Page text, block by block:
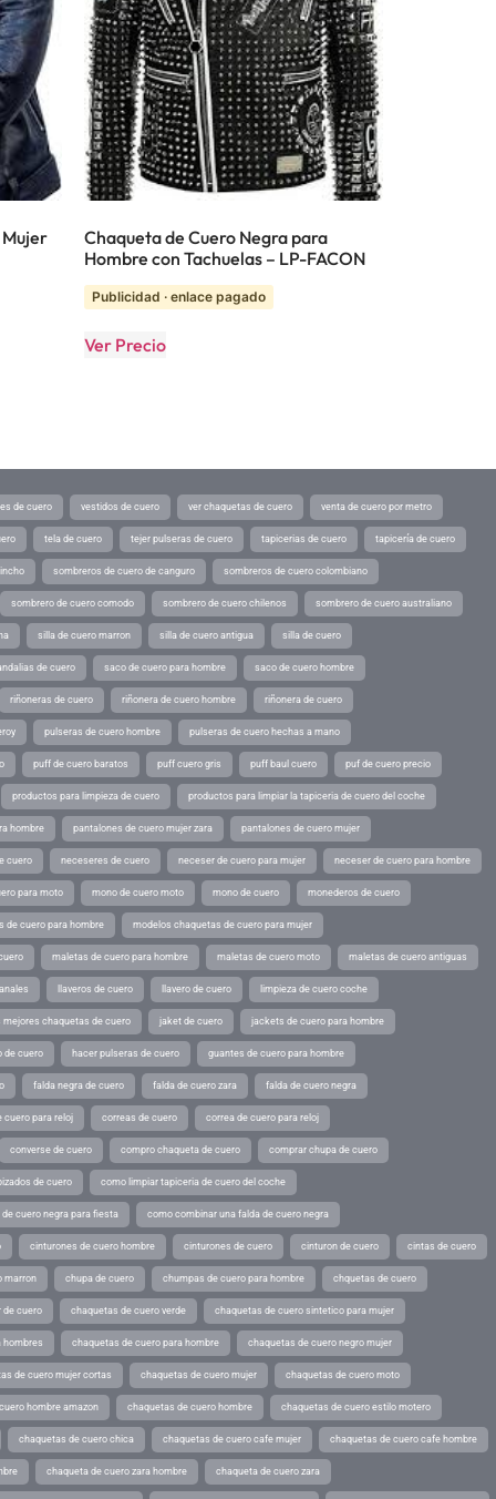
Mujer
Chaqueta de Cuero Negra para
Hombre con Tachuelas – LP-FACON
Publicidad · enlace pagado
Ver Precio
de cuero vestidos de cuero ver chaquetas de cuero venta de cuero por metro
tela de cuero tejer pulseras de cuero tapicerias de cuero tapicería de cuero
sombreros de cuero de canguro sombreros de cuero colombiano
sombrero de cuero comodo sombrero de cuero chilenos sombrero de cuero australiano
silla de cuero marron silla de cuero antigua silla de cuero
de cuero saco de cuero para hombre saco de cuero hombre
riñoneras de cuero riñonera de cuero hombre riñonera de cuero
pulseras de cuero hombre pulseras de cuero hechas a mano
puff de cuero baratos puff cuero gris puff baul cuero puf de cuero precio
productos para limpieza de cuero productos para limpiar la tapiceria de cuero del coche
hombre pantalones de cuero mujer zara pantalones de cuero mujer
cuero neceseres de cuero neceser de cuero para mujer neceser de cuero para hombre
para moto mono de cuero moto mono de cuero monederos de cuero
de cuero para hombre modelos chaquetas de cuero para mujer
maletas de cuero para hombre maletas de cuero moto maletas de cuero antiguas
llaveros de cuero llavero de cuero limpieza de cuero coche
mejores chaquetas de cuero jaket de cuero jackets de cuero para hombre
de cuero hacer pulseras de cuero guantes de cuero para hombre
falda negra de cuero falda de cuero zara falda de cuero negra
cuero para reloj correas de cuero correa de cuero para reloj
converse de cuero compro chaqueta de cuero comprar chupa de cuero
de cuero como limpiar tapiceria de cuero del coche
cuero negra para fiesta como combinar una falda de cuero negra
cinturones de cuero hombre cinturones de cuero cinturon de cuero cintas de cuero
marron chupa de cuero chumpas de cuero para hombre chquetas de cuero
de cuero chaquetas de cuero verde chaquetas de cuero sintetico para mujer
hombres chaquetas de cuero para hombre chaquetas de cuero negro mujer
de cuero mujer cortas chaquetas de cuero mujer chaquetas de cuero moto
hombre amazon chaquetas de cuero hombre chaquetas de cuero estilo motero
chaquetas de cuero chica chaquetas de cuero cafe mujer chaquetas de cuero cafe hombre
chaqueta de cuero zara hombre chaqueta de cuero zara